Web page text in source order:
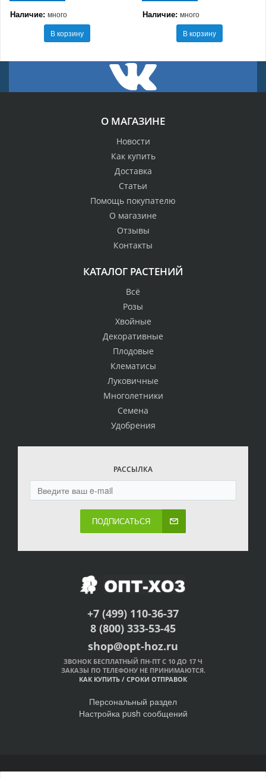
Наличие: много
В корзину
Наличие: много
В корзину
О МАГАЗИНЕ
Новости
Как купить
Доставка
Статьи
Помощь покупателю
О магазине
Отзывы
Контакты
КАТАЛОГ РАСТЕНИЙ
Всё
Розы
Хвойные
Декоративные
Плодовые
Клематисы
Луковичные
Многолетники
Семена
Удобрения
РАССЫЛКА
ПОДПИСАТЬСЯ
+7 (499) 110-36-37
8 (800) 333-53-45
shop@opt-hoz.ru
ЗВОНОК БЕСПЛАТНЫЙ ПН-ПТ С 10 ДО 17 Ч
ЗАКАЗЫ ПО ТЕЛЕФОНУ НЕ ПРИНИМАЮТСЯ.
КАК КУПИТЬ / СРОКИ ОТПРАВОК
Персональный раздел
Настройка push сообщений
© Интернет-магазин ОПТ-ХОЗ, 2011-2026